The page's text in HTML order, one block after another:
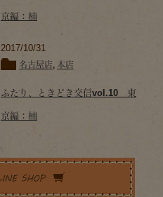
京編：楠
2017/10/31
名古屋店, 本店
ふたり、ときどき交信vol.10 東
京編：楠